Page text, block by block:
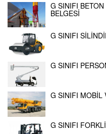
G SINIFI
BELGESİ
G SINIFI
G SINIFI
G SINIFI MOBİL
G SINIFI